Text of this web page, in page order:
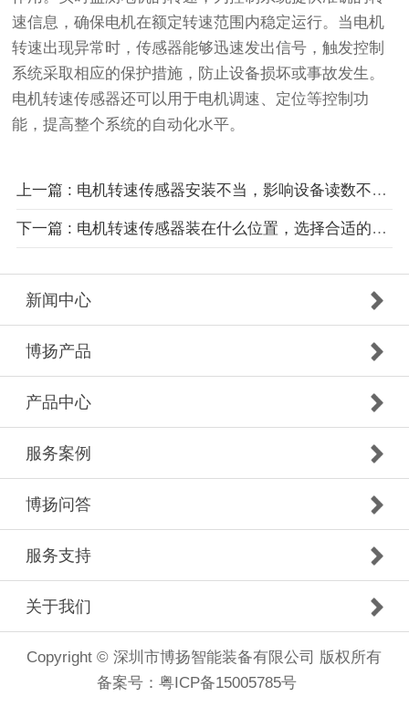
速信息，确保电机在额定转速范围内稳定运行。当电机
转速出现异常时，传感器能够迅速发出信号，触发控制
系统采取相应的保护措施，防止设备损坏或事故发生。
电机转速传感器还可以用于电机调速、定位等控制功
能，提高整个系统的自动化水平。
上一篇 : 电机转速传感器安装不当，影响设备读数不稳定如何避免？
下一篇 : 电机转速传感器装在什么位置，选择合适的传感器安装注意事项
新闻中心
博扬产品
产品中心
服务案例
博扬问答
服务支持
关于我们
Copyright © 深圳市博扬智能装备有限公司 版权所有
备案号： 粤ICP备15005785号